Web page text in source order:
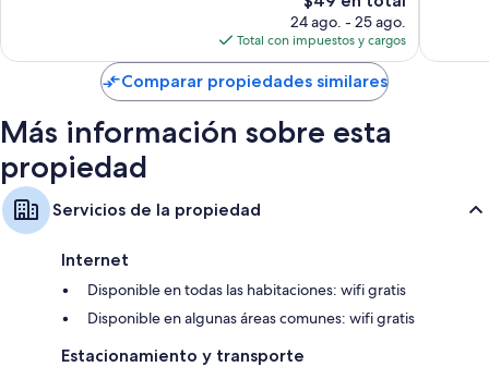
precio
actual
es
de
$49
24 ago. - 25 ago.
Total con impuestos y cargos
Comparar propiedades similares
Más información sobre esta
propiedad
Servicios de la propiedad
Internet
Disponible en todas las habitaciones: wifi gratis
Disponible en algunas áreas comunes: wifi gratis
Estacionamiento y transporte